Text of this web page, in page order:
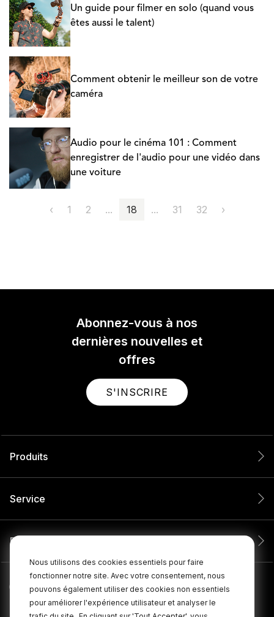
Nous utilisons des cookies essentiels pour faire
fonctionner notre site. Avec votre consentement, nous
pouvons également utiliser des cookies non essentiels
pour améliorer l'expérience utilisateur et analyser le
Un guide pour filmer en solo (quand vous
êtes aussi le talent)
Comment obtenir le meilleur son de votre
caméra
Audio pour le cinéma 101 : Comment
enregistrer de l'audio pour une vidéo dans
une voiture
‹ 1 2 ... 18 ... 31 32 ›
Abonnez-vous à nos
dernières nouvelles et
offres
S'INSCRIRE
Produits
Service
Entreprise